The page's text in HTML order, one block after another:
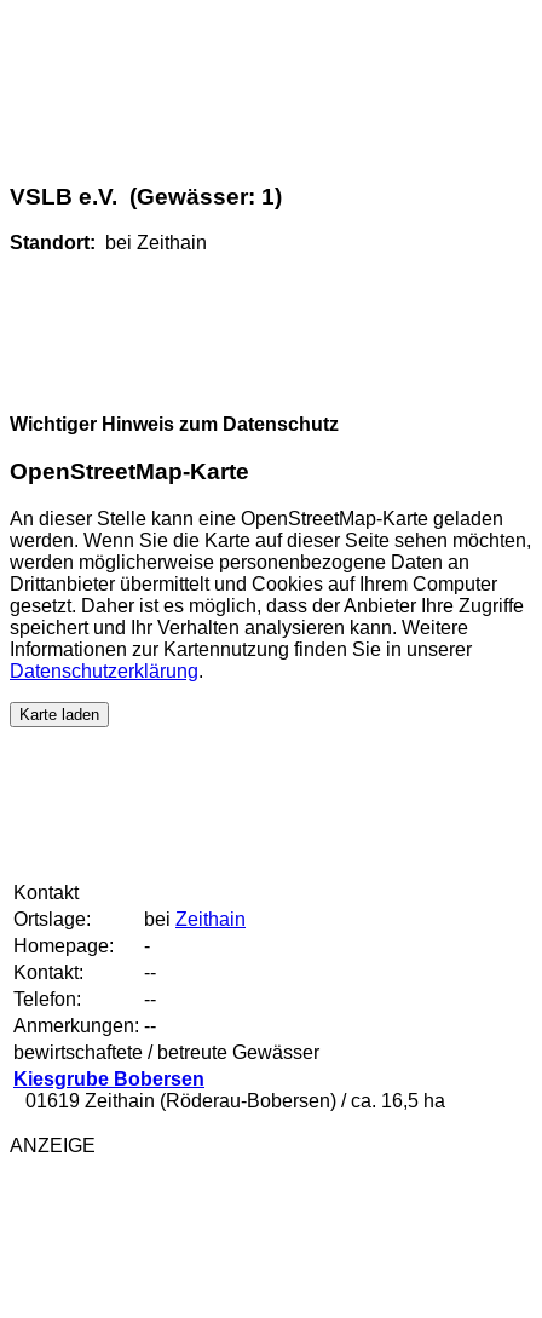
VSLB e.V. (Gewässer: 1)
Standort: bei Zeithain
Wichtiger Hinweis zum Datenschutz
OpenStreetMap-Karte
An dieser Stelle kann eine OpenStreetMap-Karte geladen
werden. Wenn Sie die Karte auf dieser Seite sehen möchten,
werden möglicherweise personenbezogene Daten an
Drittanbieter übermittelt und Cookies auf Ihrem Computer
gesetzt. Daher ist es möglich, dass der Anbieter Ihre Zugriffe
speichert und Ihr Verhalten analysieren kann. Weitere
Informationen zur Kartennutzung finden Sie in unserer
Datenschutzerklärung.
Karte laden
Kontakt
Ortslage:
bei Zeithain
Homepage:
-
Kontakt:
--
Telefon:
--
Anmerkungen: --
bewirtschaftete / betreute Gewässer
Kiesgrube Bobersen
01619 Zeithain (Röderau-Bobersen) / ca. 16,5 ha
ANZEIGE